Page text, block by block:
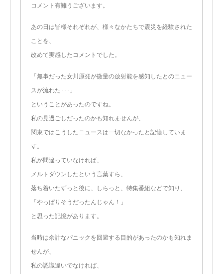
コメント有難うございます。
あの日は皆様それぞれが、様々なかたちで震災を経験された
ことを、
改めて実感したコメントでした。
「無事だった女川原発が微量の放射能を感知したとのニュー
スが流れた･･･」
ということがあったのですね。
私の見過ごしだったのかも知れませんが、
関東ではこうしたニュースは一切なかったと記憶していま
す。
私が間違っていなければ、
メルトダウンしたという言葉すら、
落ち着いたずっと後に、しらっと、特集番組などで知り、
「やっぱりそうだったんじゃん！」
と思った記憶があります。
当時は余計なパニックを回避する目的があったのかも知れま
せんが、
私の認識違いでなければ、